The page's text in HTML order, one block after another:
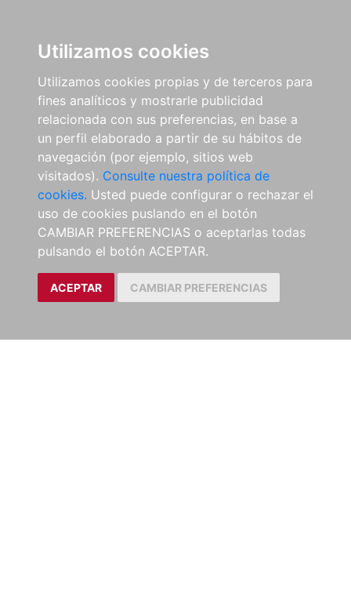
Utilizamos cookies
Utilizamos cookies propias y de terceros para
fines analíticos y mostrarle publicidad
relacionada con sus preferencias, en base a
un perfil elaborado a partir de su hábitos de
navegación (por ejemplo, sitios web
visitados). Consulte nuestra política de
cookies. Usted puede configurar o rechazar el
uso de cookies puslando en el botón
CAMBIAR PREFERENCIAS o aceptarlas todas
pulsando el botón ACEPTAR.
ACEPTAR CAMBIAR PREFERENCIAS